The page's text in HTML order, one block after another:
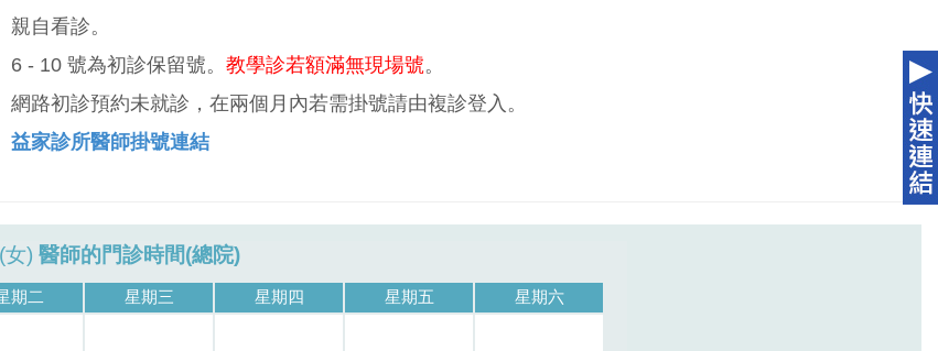
親自看診。
6 - 10 號為初診保留號。 教學診若額滿無現場號。
網路初診預約未就診，在兩個月內若需掛號請由複診登入。
益家診所醫師掛號連結